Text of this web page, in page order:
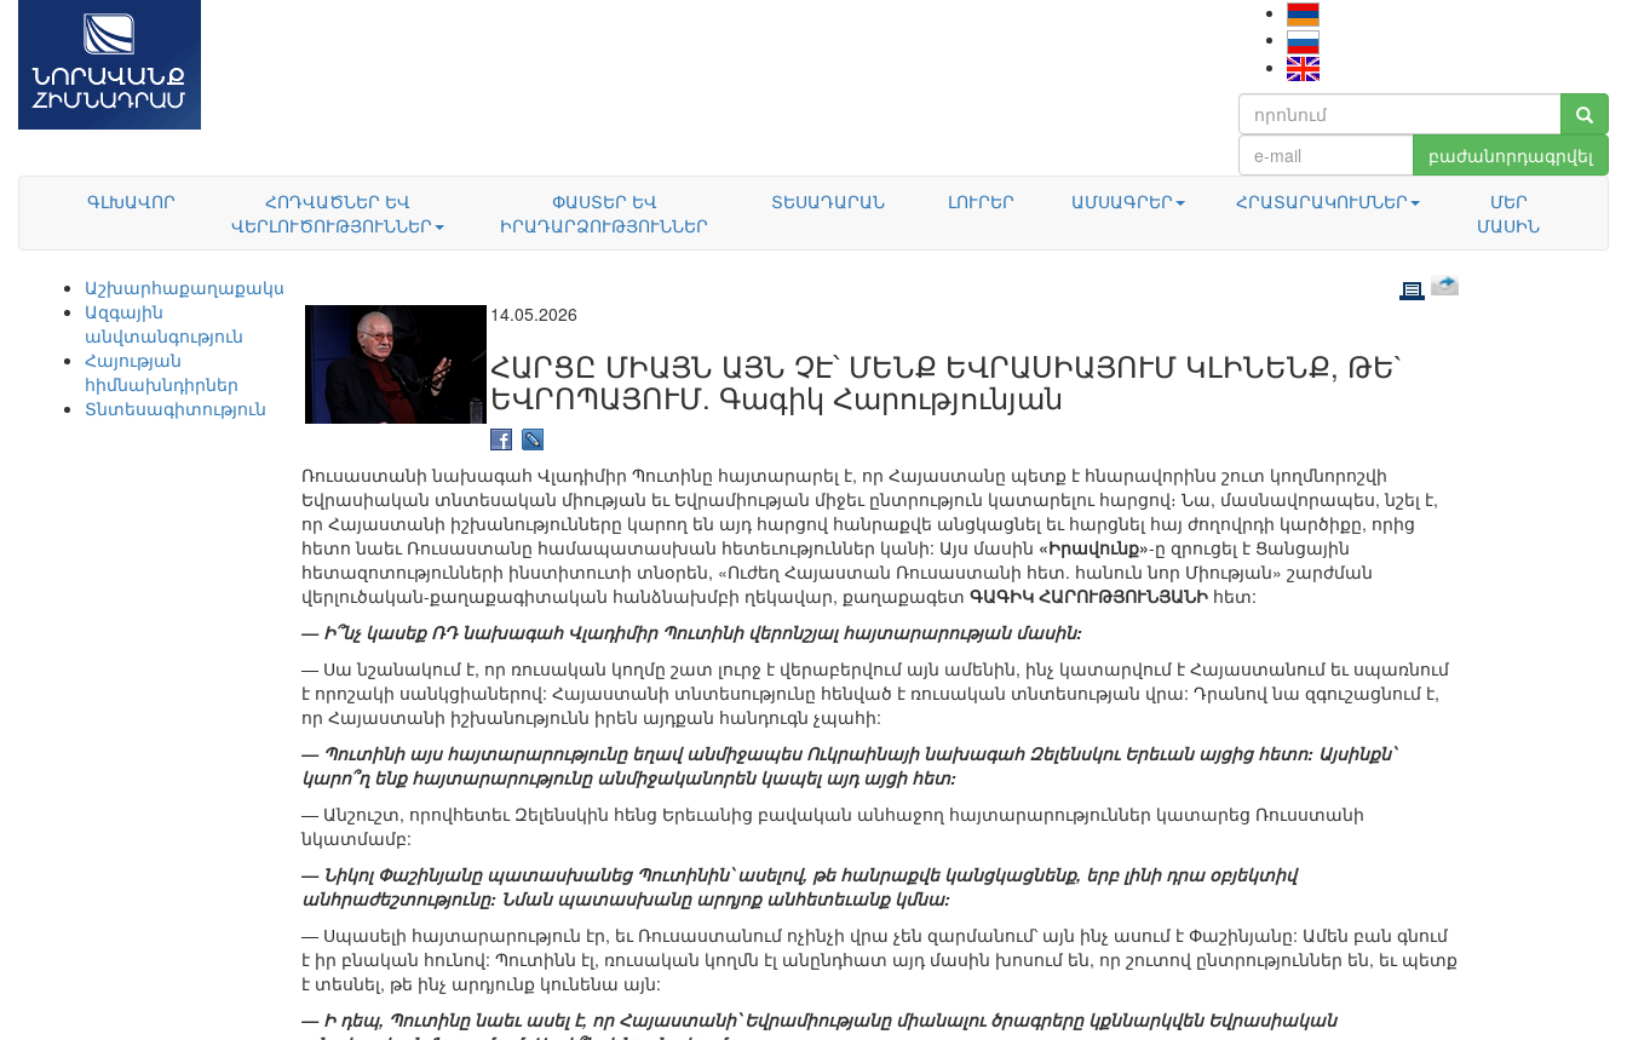
բաժանորդագրվել
ԳԼԽԱՎՈՐ
ՀՈԴՎԱԾՆԵՐ ԵՎ
ՎԵՐԼՈՒԾՈՒԹՅՈՒՆՆԵՐ
ՓԱՍՏԵՐ ԵՎ
ԻՐԱԴԱՐՁՈՒԹՅՈՒՆՆԵՐ
ՏԵՍԱԴԱՐԱՆ ԼՈՒՐԵՐ ԱՄՍԱԳՐԵՐ ՀՐԱՏԱՐԱԿՈՒՄՆԵՐ
ՄԵՐ
ՄԱՍԻՆ
Աշխարհաքաղաքականություն
Ազգային
անվտանգություն
Հայության
հիմնախնդիրներ
Տնտեսագիտություն
14.05.2026
ՀԱՐՑԸ ՄԻԱՅՆ ԱՅՆ ՉԷ՝ ՄԵՆՔ ԵՎՐԱՍԻԱՅՈՒՄ ԿԼԻՆԵՆՔ, ԹԵ`
ԵՎՐՈՊԱՅՈՒՄ. Գագիկ Հարությունյան
Ռուսաստանի նախագահ Վլադիմիր Պուտինը հայտարարել է, որ Հայաստանը պետք է հնարավորինս շուտ կողմնորոշվի
Եվրասիական տնտեսական միության եւ Եվրամիության միջեւ ընտրություն կատարելու հարցով։ Նա, մասնավորապես, նշել է,
որ Հայաստանի իշխանությունները կարող են այդ հարցով հանրաքվե անցկացնել եւ հարցնել հայ ժողովրդի կարծիքը, որից
հետո նաեւ Ռուսաստանը համապատասխան հետեւություններ կանի: Այս մասին «Իրավունք»-ը զրուցել է Ցանցային
հետազոտությունների ինստիտուտի տնօրեն, «Ուժեղ Հայաստան Ռուսաստանի հետ. հանուն նոր Միության» շարժման
վերլուծական-քաղաքագիտական հանձնախմբի ղեկավար, քաղաքագետ ԳԱԳԻԿ ՀԱՐՈՒԹՅՈՒՆՅԱՆԻ հետ:
— Ի՞նչ կասեք ՌԴ նախագահ Վլադիմիր Պուտինի վերոնշյալ հայտարարության մասին:
— Սա նշանակում է, որ ռուսական կողմը շատ լուրջ է վերաբերվում այն ամենին, ինչ կատարվում է Հայաստանում եւ սպառնում
է որոշակի սանկցիաներով: Հայաստանի տնտեսությունը հենված է ռուսական տնտեսության վրա: Դրանով նա զգուշացնում է,
որ Հայաստանի իշխանությունն իրեն այդքան հանդուգն չպահի:
— Պուտինի այս հայտարարությունը եղավ անմիջապես Ուկրաինայի նախագահ Զելենսկու Երեւան այցից հետո: Այսինքն՝
կարո՞ղ ենք հայտարարությունը անմիջականորեն կապել այդ այցի հետ:
— Անշուշտ, որովհետեւ Զելենսկին հենց Երեւանից բավական անհաջող հայտարարություններ կատարեց Ռուսստանի
նկատմամբ:
— Նիկոլ Փաշինյանը պատասխանեց Պուտինին՝ ասելով, թե հանրաքվե կանցկացնենք, երբ լինի դրա օբյեկտիվ
անհրաժեշտությունը: Նման պատասխանը արդյոք անհետեւանք կմնա:
— Սպասելի հայտարարություն էր, եւ Ռուսաստանում ոչինչի վրա չեն զարմանում՝ այն ինչ ասում է Փաշինյանը: Ամեն բան գնում
է իր բնական հունով: Պուտինն էլ, ռուսական կողմն էլ անընդհատ այդ մասին խոսում են, որ շուտով ընտրություններ են, եւ պետք
է տեսնել, թե ինչ արդյունք կունենա այն:
— Ի դեպ, Պուտինը նաեւ ասել է, որ Հայաստանի՝ Եվրամիությանը միանալու ծրագրերը կքննարկվեն Եվրասիական